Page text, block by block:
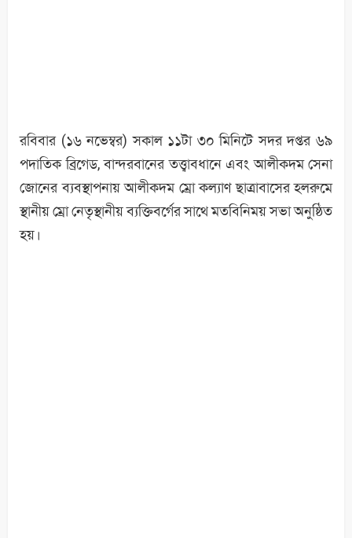
রবিবার (১৬ নভেম্বর) সকাল ১১টা ৩০ মিনিটে সদর দপ্তর ৬৯
পদাতিক ব্রিগেড, বান্দরবানের তত্ত্বাবধানে এবং আলীকদম সেনা
জোনের ব্যবস্থাপনায় আলীকদম ম্রো কল্যাণ ছাত্রাবাসের হলরুমে
স্থানীয় ম্রো নেতৃস্থানীয় ব্যক্তিবর্গের সাথে মতবিনিময় সভা অনুষ্ঠিত
হয়।